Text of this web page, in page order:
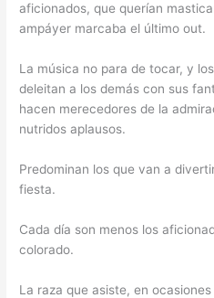
aficionados, que querían
ampáyer marcaba el último out.
La música no para de tocar, y
deleitan a los demás con sus
hacen merecedores de la
nutridos aplausos.
Predominan los que van a
fiesta.
Cada día son menos los
colorado.
La raza que asiste, en